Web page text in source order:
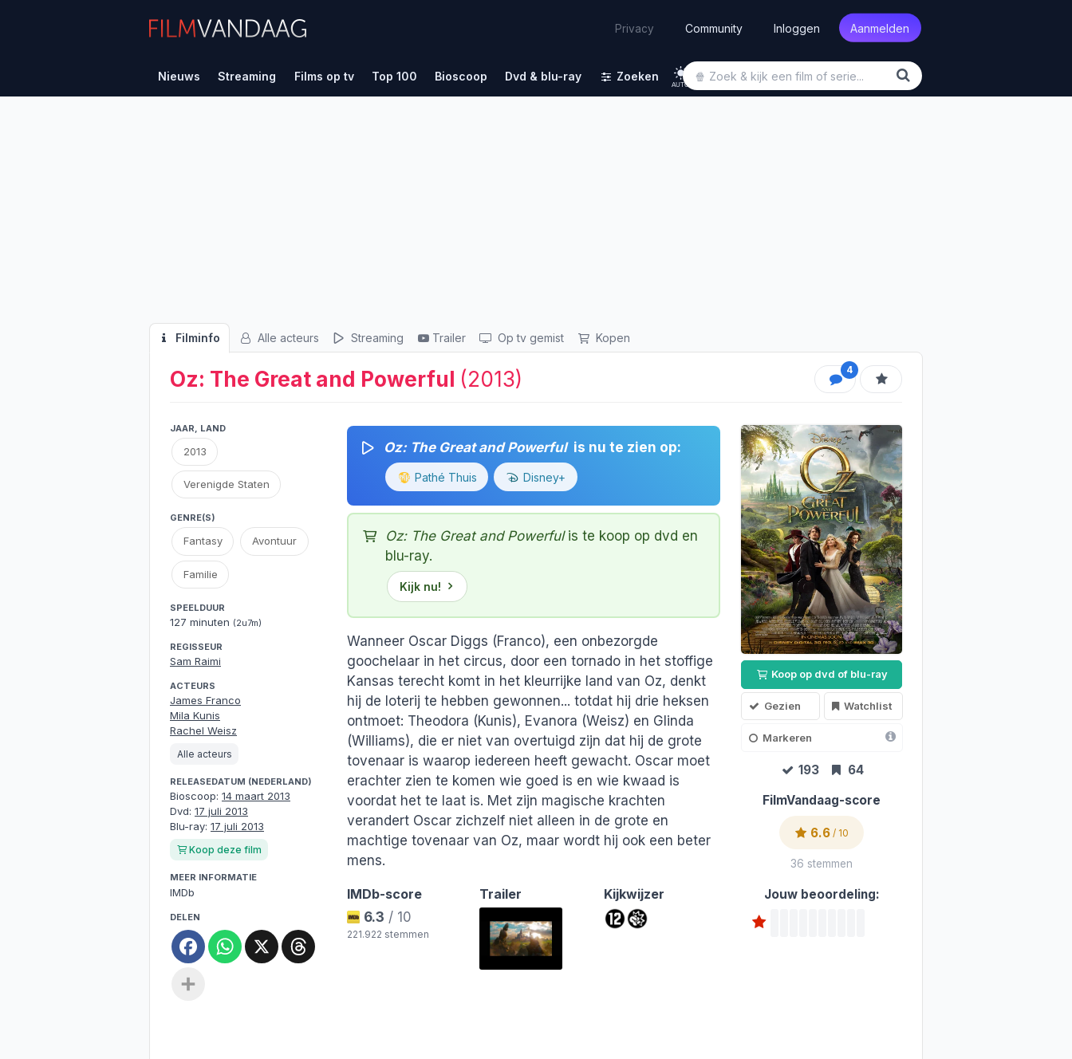
Privacy Community Inloggen Aanmelden
Nieuws Streaming Films op tv Top 100 Bioscoop Dvd & blu-ray Zoeken
AUTO
Filminfo Alle acteurs Streaming Trailer Op tv gemist Kopen
4
Oz: The Great and Powerful (2013)
JAAR, LAND
2013
Verenigde Staten
GENRE(S)
Fantasy Avontuur
Familie
SPEELDUUR
127 minuten (2u7m)
REGISSEUR
Sam Raimi
ACTEURS
James Franco
Mila Kunis
Rachel Weisz
Alle acteurs
RELEASEDATUM (NEDERLAND)
Bioscoop: 14 maart 2013
Dvd: 17 juli 2013
Blu-ray: 17 juli 2013
Koop deze film
MEER INFORMATIE
IMDb
DELEN
FacebookWhatsApp
X Threads
Oz: The Great and Powerful is nu te zien op:
Pathé Thuis Disney+
Oz: The Great and Powerfulis te koop op dvd en
blu-ray.
Kijk nu!
Wanneer Oscar Diggs (Franco), een onbezorgde
goochelaar in het circus, door een tornado in het stoffige
Kansas terecht komt in het kleurrijke land van Oz, denkt
hij de loterij te hebben gewonnen... totdat hij drie heksen
ontmoet: Theodora (Kunis), Evanora (Weisz) en Glinda
(Williams), die er niet van overtuigd zijn dat hij de grote
tovenaar is waarop iedereen heeft gewacht. Oscar moet
erachter zien te komen wie goed is en wie kwaad is
voordat het te laat is. Met zijn magische krachten
verandert Oscar zichzelf niet alleen in de grote en
machtige tovenaar van Oz, maar wordt hij ook een beter
mens.
IMDb-score
6.3 / 10
221.922 stemmen
Trailer Kijkwijzer
Koop op dvd of blu-ray
Gezien Watchlist
Markeren
193
64
FilmVandaag-score
6.6/ 10
36 stemmen
Jouw beoordeling: